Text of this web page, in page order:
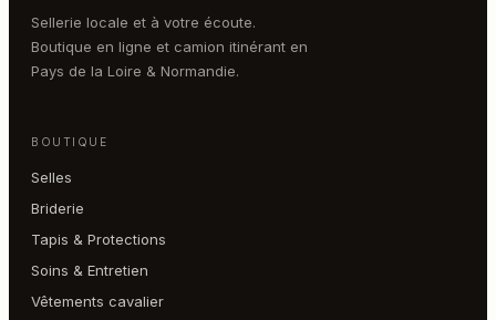
Sellerie locale et à votre écoute.
Boutique en ligne et camion itinérant en
Pays de la Loire & Normandie.
BOUTIQUE
Selles
Briderie
Tapis & Protections
Soins & Entretien
Vêtements cavalier